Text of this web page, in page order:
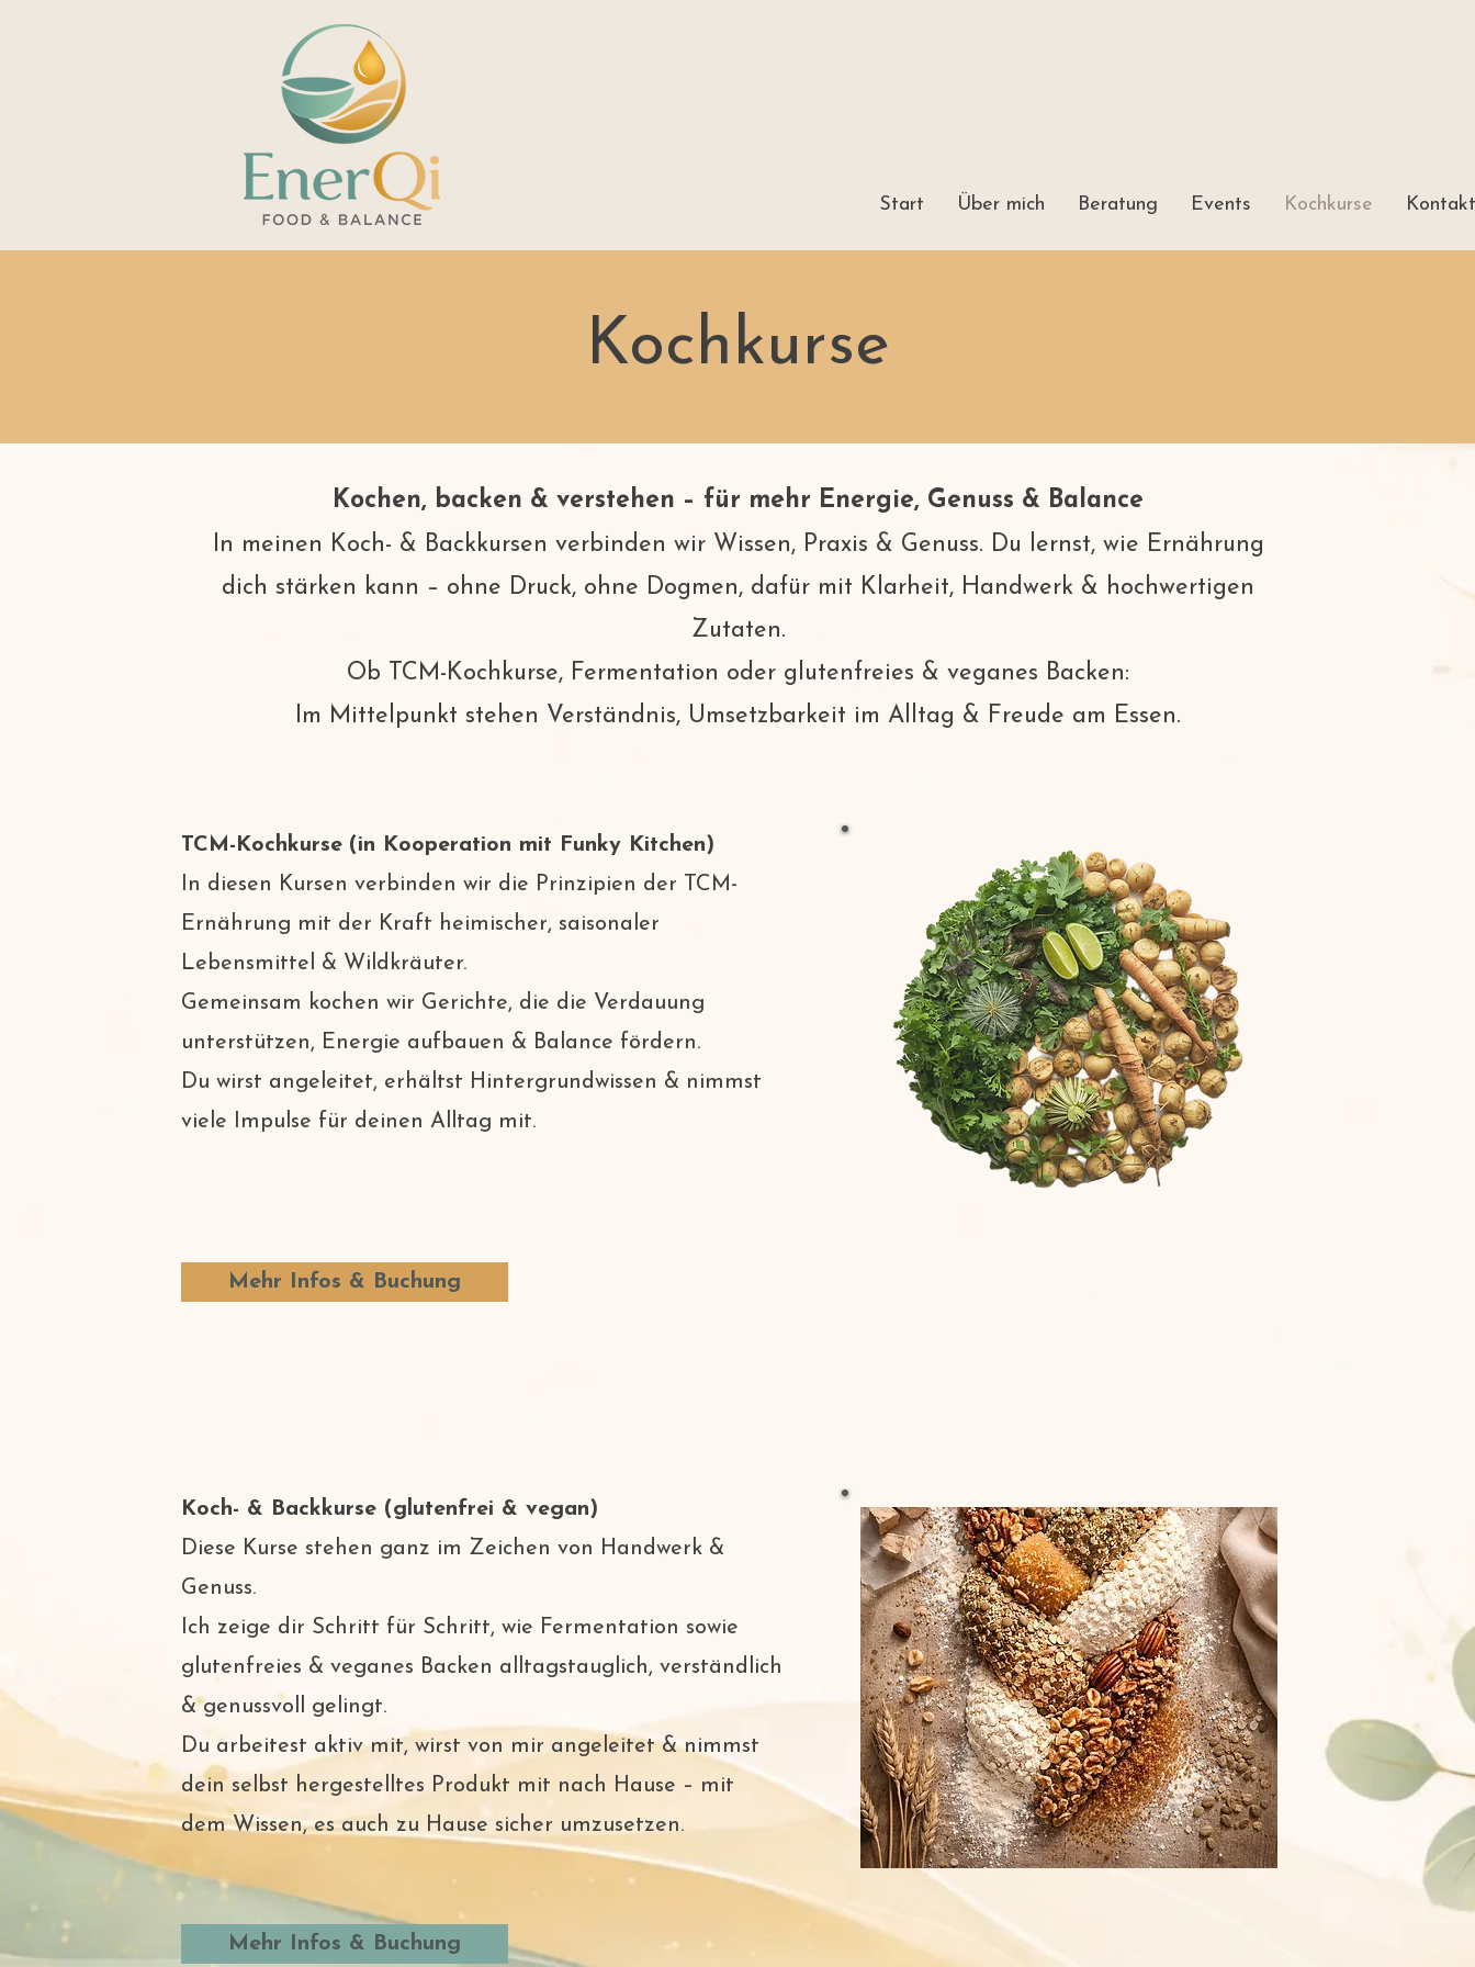
Start Über mich Beratung Events Kochkurse Kontakt
Kochkurse
Kochen, backen & verstehen – für mehr Energie, Genuss & Balance
In meinen Koch- & Backkursen verbinden wir Wissen, Praxis & Genuss. Du lernst, wie Ernährung
dich stärken kann – ohne Druck, ohne Dogmen, dafür mit Klarheit, Handwerk & hochwertigen
Zutaten.
Ob TCM-Kochkurse, Fermentation oder glutenfreies & veganes Backen:
Im Mittelpunkt stehen Verständnis, Umsetzbarkeit im Alltag & Freude am Essen.​
TCM-Kochkurse (in Kooperation mit Funky Kitchen)
In diesen Kursen verbinden wir die Prinzipien der TCM-
Ernährung mit der Kraft heimischer, saisonaler
Lebensmittel & Wildkräuter.
Gemeinsam kochen wir Gerichte, die die Verdauung
unterstützen, Energie aufbauen & Balance fördern.
Du wirst angeleitet, erhältst Hintergrundwissen & nimmst
viele Impulse für deinen Alltag mit.
Mehr Infos & Buchung
Koch- & Backkurse (glutenfrei & vegan)
Diese Kurse stehen ganz im Zeichen von Handwerk &
Genuss.
Ich zeige dir Schritt für Schritt, wie Fermentation sowie
glutenfreies & veganes Backen alltagstauglich, verständlich
& genussvoll gelingt.
Du arbeitest aktiv mit, wirst von mir angeleitet & nimmst
dein selbst hergestelltes Produkt mit nach Hause – mit
dem Wissen, es auch zu Hause sicher umzusetzen.
Mehr Infos & Buchung